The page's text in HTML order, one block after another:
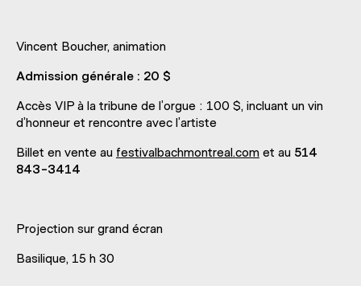
Vincent Boucher, animation
Admission générale : 20 $
Accès VIP à la tribune de l’orgue : 100 $, incluant un vin
d’honneur et rencontre avec l’artiste
Billet en vente au festivalbachmontreal.com et au 514
843-3414
Projection sur grand écran
Basilique, 15 h 30